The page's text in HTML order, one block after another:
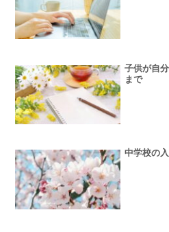
子供が自
まで
中学校の